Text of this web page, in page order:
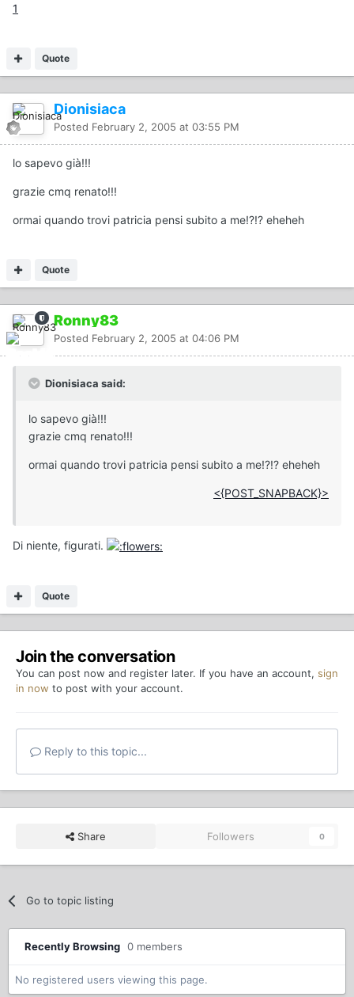
1
Quote
Dionisiaca
Posted February 2, 2005 at 03:55 PM
lo sapevo già!!!
grazie cmq renato!!!
ormai quando trovi patricia pensi subito a me!?!? eheheh
Quote
Ronny83
Posted February 2, 2005 at 04:06 PM
Dionisiaca said:
lo sapevo già!!!
grazie cmq renato!!!
ormai quando trovi patricia pensi subito a me!?!? eheheh
<{POST_SNAPBACK}>
Di niente, figurati.
Quote
Join the conversation
You can post now and register later. If you have an account, sign
in now to post with your account.
Reply to this topic...
Share Followers 0
Go to topic listing
Recently Browsing 0 members
No registered users viewing this page.